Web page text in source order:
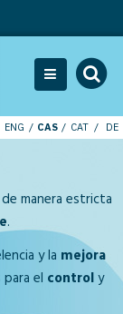
ENG CAS CAT DE
manera estricta
.
y la mejora
el controly